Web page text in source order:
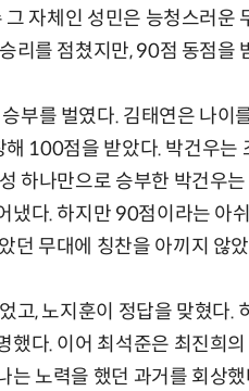
그 자체인 성민은 능청스러
리를 점쳤지만, 90점 동점을
부를 벌였다. 김태연은 나이
해 100점을 받았다. 박건우는
하나만으로 승부한 박건우
냈다. 하지만 90점이라는 아
던 무대에 칭찬을 아끼지 않
고, 노지훈이 정답을 맞혔다.
다. 이어 최석준은 최진희
는 노력을 했던 과거를 회상